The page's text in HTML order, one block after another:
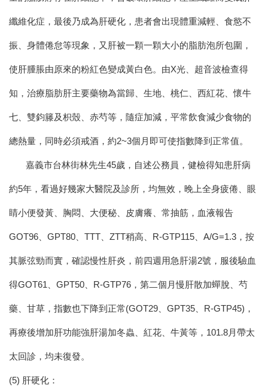
纖維化症，最後乃成為肝硬化，患者會出現體重減輕、食慾不
振、身體倦怠等現象，又肝被一顆一顆大小的脂肪泡所包圍，
使肝腫脹由原來的粉紅色變成黃白色。由X光、超音波檢查得
知，治療脂肪肝主要藥物為當歸、生地、桃仁、西紅花、懷牛
七、雙鈞籐及枳殼、赤芍等，隨症加減，平常飲食減少食物的
總熱量，同時必須戒酒，約2~3個月即可使指數降到正常值。
嘉義市台林街林先生45歲，自述公務員，健檢得知患肝病
約5年，看過好幾家大醫院及診所，均無效，晚上全身疲倦、眼
睛小便發黃、胸悶、大便秘、皮膚癢、常抽筋，血液報告
GOT96、GPT80、TTT、ZTT稍高、R-GTP115、A/G=1.3，按
其脈弦勁而實，確認慢性肝炎，前四週用急肝湯2號，服後驗血
得GOT61、GPT50、R-GTP76，第二個月慢肝散加蟬脫、芍
藥、甘草，指數也下降到正常(GOT29、GPT35、R-GTP45)，
再療後增加肝功能強肝湯加冬蟲、紅花、牛黃等，101.8月帶太
太回診，均未復發。
(5) 肝硬化：